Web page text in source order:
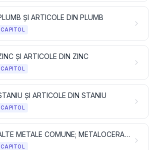
ȘI ARTICOLE DIN PLUMB
CAPITOL
ȘI ARTICOLE DIN ZINC
CAPITOL
ȘI ARTICOLE DIN STANIU
CAPITOL
ALTE METALE COMUNE; METALOCERAMICE; ARTICOLE DIN ACESTE MATERIALE
CAPITOL